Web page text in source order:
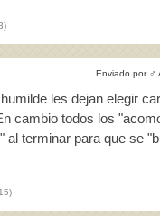
Enviado por ♂
les dejan elegir
cambio todos los
terminar para que se